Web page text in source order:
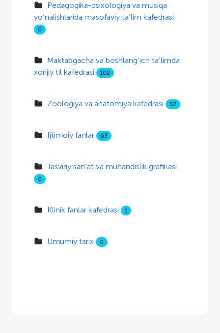
Pedagogika-psixologiya va musiqa
yo‘nalishlarida masofaviy ta’lim kafedrasi
0
Maktabgacha va boshlang‘ich ta’limda
xorijiy til kafedrasi
102
Zoologiya va anatomiya kafedrasi 52
Ijtimoiy fanlar 63
Tasviriy san’at va muhandislik grafikasi
0
Klinik fanlar kafedrasi 1
Umumiy tarix 0